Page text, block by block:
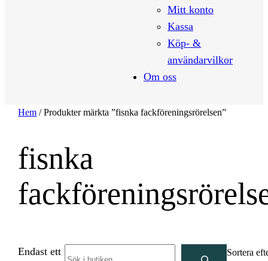
Mitt konto
Kassa
Köp- &
användarvilkor
Om oss
Hem / Produkter märkta ”fisnka fackföreningsrörelsen”
fisnka
Endast ett
Sortera